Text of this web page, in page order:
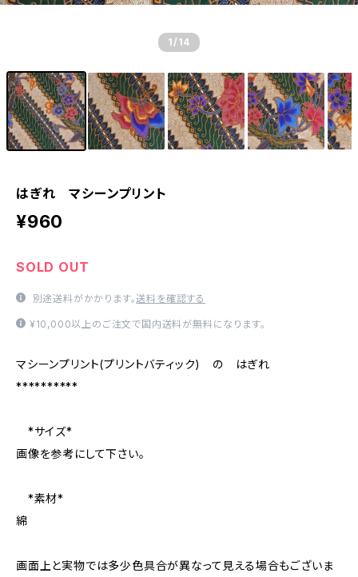
1 /14
はぎれ マシーンプリント
¥960
SOLD OUT
別途送料がかかります。送料を確認する
¥10,000以上のご注文で国内送料が無料になります。
マシーンプリント(プリントバティック) の はぎれ
**********
*サイズ*
画像を参考にして下さい。
*素材*
綿
画面上と実物では多少色具合が異なって見える場合もございま